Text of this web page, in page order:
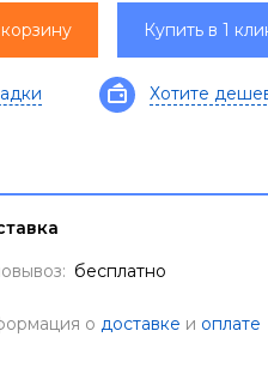
Купить в 1
Хотите
бесплатно
о доставке и оплате